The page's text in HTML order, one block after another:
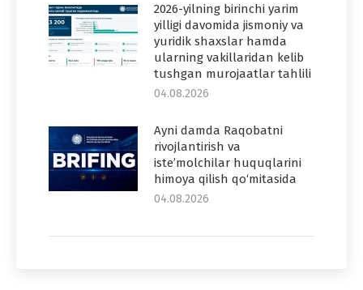
2026-yilning birinchi yarim
yilligi davomida jismoniy va
yuridik shaxslar hamda
ularning vakillaridan kelib
tushgan murojaatlar tahlili
04.08.2026
Ayni damda Raqobatni
rivojlantirish va
iste’molchilar huquqlarini
himoya qilish qo‘mitasida
04.08.2026